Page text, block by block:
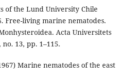
of the Lund University Chile
Free-living marine nematodes.
Acta Universitets
13, pp. 1–115.
Marine nematodes of the east